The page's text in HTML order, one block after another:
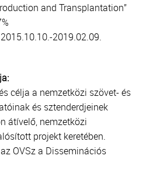
and Transplantation”
2015.10.10.-2019.02.09.
célja a nemzetközi szövet- és
és sztenderdjeinek
átívelő, nemzetközi
projekt keretében.
OVSz a Disseminációs